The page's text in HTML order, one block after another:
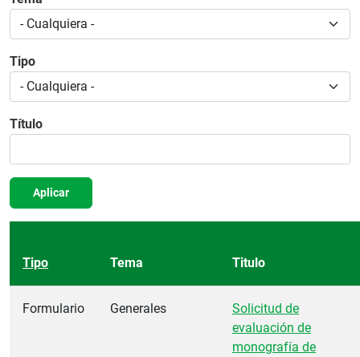
Tipo
Título
Aplicar
Tipo Tema Titulo
Formulario Generales
Solicitud de
evaluación de
monografía de